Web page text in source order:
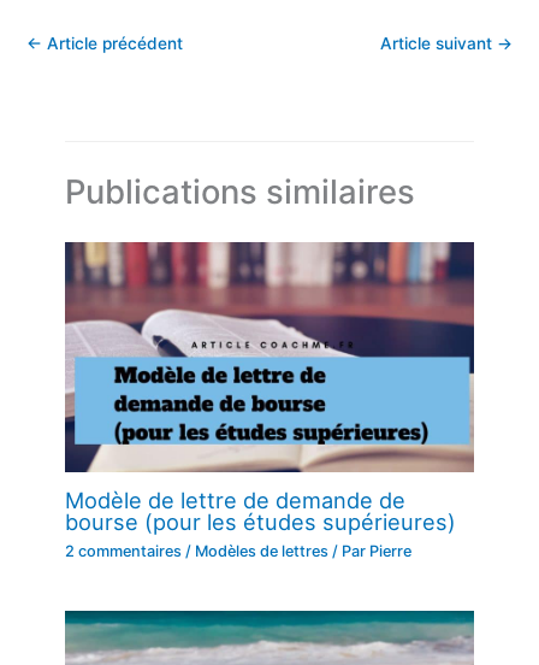
← Article précédent Article suivant →
Publications similaires
Modèle de lettre de demande de
bourse (pour les études supérieures)
2 commentaires / Modèles de lettres / Par Pierre